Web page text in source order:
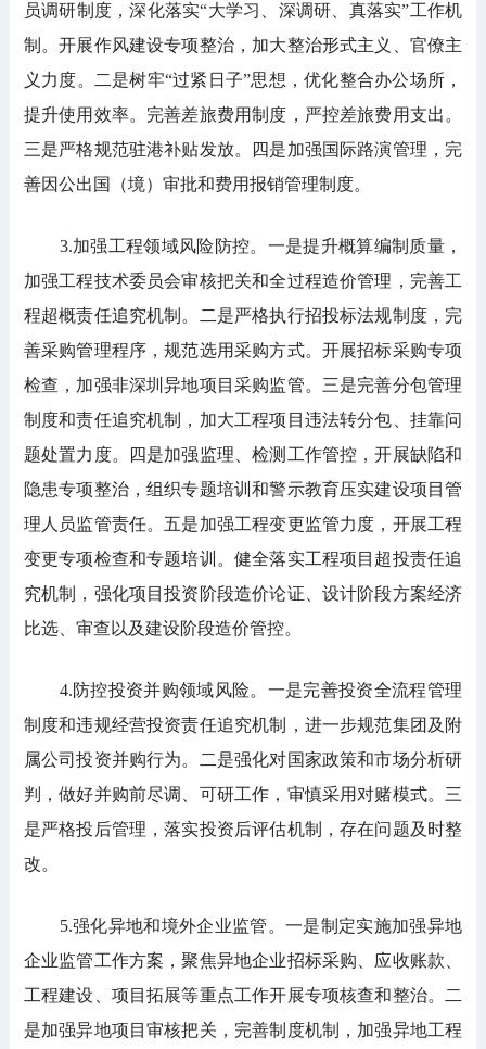
员调研制度，深化落实“大学习、深调研、真落实”工作机
制。开展作风建设专项整治，加大整治形式主义、官僚主
义力度。二是树牢“过紧日子”思想，优化整合办公场所，
提升使用效率。完善差旅费用制度，严控差旅费用支出。
三是严格规范驻港补贴发放。四是加强国际路演管理，完
善因公出国（境）审批和费用报销管理制度。
3.加强工程领域风险防控。一是提升概算编制质量，
加强工程技术委员会审核把关和全过程造价管理，完善工
程超概责任追究机制。二是严格执行招投标法规制度，完
善采购管理程序，规范选用采购方式。开展招标采购专项
检查，加强非深圳异地项目采购监管。三是完善分包管理
制度和责任追究机制，加大工程项目违法转分包、挂靠问
题处置力度。四是加强监理、检测工作管控，开展缺陷和
隐患专项整治，组织专题培训和警示教育压实建设项目管
理人员监管责任。五是加强工程变更监管力度，开展工程
变更专项检查和专题培训。健全落实工程项目超投责任追
究机制，强化项目投资阶段造价论证、设计阶段方案经济
比选、审查以及建设阶段造价管控。
4.防控投资并购领域风险。一是完善投资全流程管理
制度和违规经营投资责任追究机制，进一步规范集团及附
属公司投资并购行为。二是强化对国家政策和市场分析研
判，做好并购前尽调、可研工作，审慎采用对赌模式。三
是严格投后管理，落实投资后评估机制，存在问题及时整
改。
5.强化异地和境外企业监管。一是制定实施加强异地
企业监管工作方案，聚焦异地企业招标采购、应收账款、
工程建设、项目拓展等重点工作开展专项核查和整治。二
是加强异地项目审核把关，完善制度机制，加强异地工程